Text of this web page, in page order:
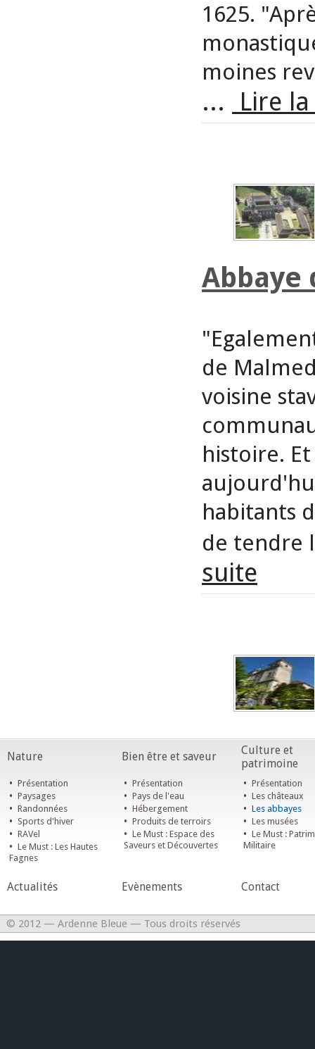
1625.
moines
... Lire
Abbaye
de
voisine
histoire.
habitants
de tendre
suite
Nature Bien être et saveur
Culture et
patrimoine
• Présentation
• Paysages
• Randonnées
• Sports d'hiver
• RAVel
• Le Must : Les Hautes
Fagnes
• Présentation
• Pays de l'eau
• Hébergement
• Produits de terroirs
• Le Must : Espace des
Saveurs et Découvertes
• Présentation
• Les châteaux
• Les abbayes
• Les musées
• Le Must :
Militaire
Actualités Evènements Contact
© 2012 — Ardenne Bleue — Tous droits réservés